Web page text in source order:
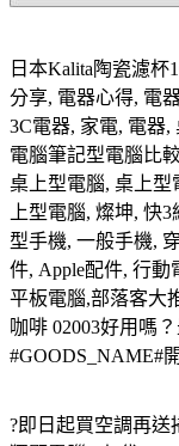
日本Kalita陶瓷濾杯
分享, 電器心得, 電
3C電器, 家電, 電器
電腦筆記型電腦比
桌上型電腦, 桌上
上型電腦, 燦坤, 快
型手機, 一般手機,
件, Apple配件, 行動
平板電腦,部落客大
咖啡 02003好用嗎
#GOODS_NAME#
?即日起買空調再送